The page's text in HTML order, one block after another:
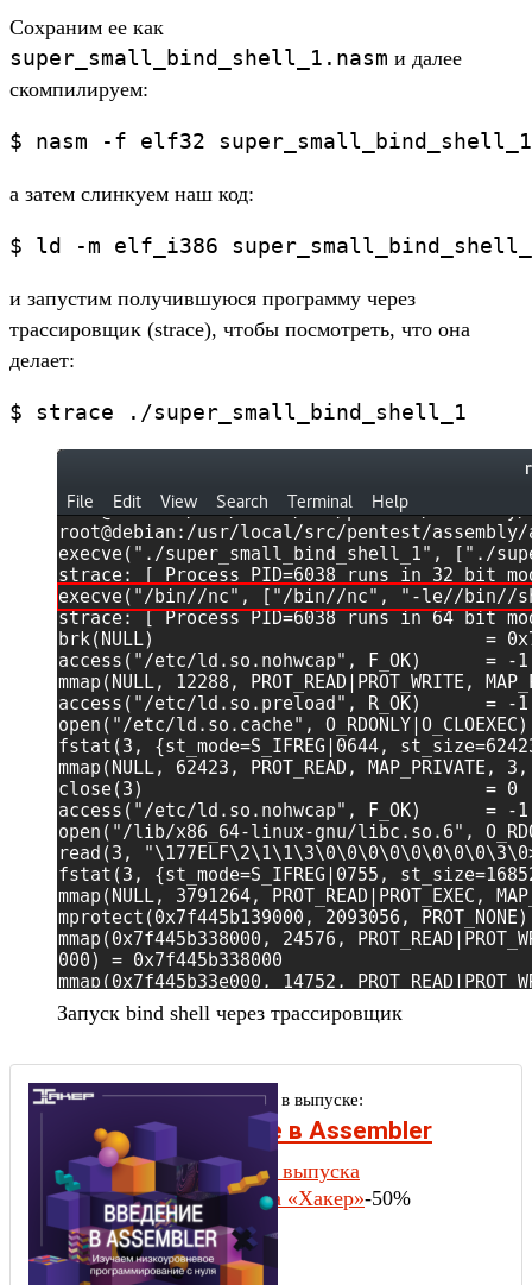
Сохраним ее как
super_small_bind_shell_1.nasm и далее
скомпилируем:
а затем слинкуем наш код:
и запустим получившуюся программу через
трассировщик (strace), чтобы посмотреть, что она
делает:
Запуск bind shell через трассировщик
Другие статьи в выпуске:
Введение в Assembler
Содержание выпуска
Подписка на «Хакер»-50%